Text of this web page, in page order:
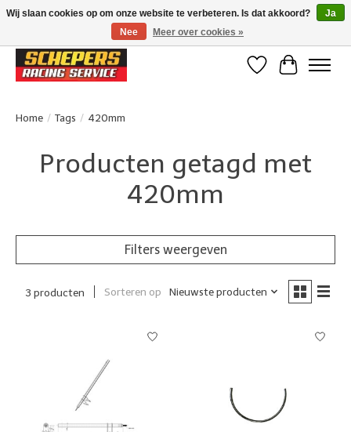
Klanten beoordelen ons met een 4,8/5 op Google reviews
Verlanglijst
Home / Tags / 420mm
Producten getagd met
420mm
Filters weergeven
3 producten Sorteren op Nieuwste producten
Wij slaan cookies op om onze website te verbeteren. Is dat akkoord?
Ja
Nee
Meer over cookies »